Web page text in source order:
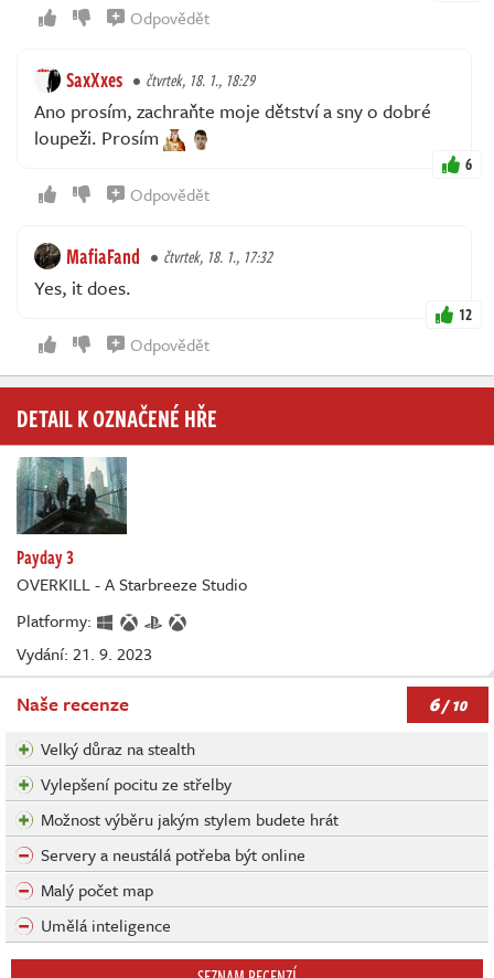
Odpovědět
SaxXxes čtvrtek, 18. 1., 18:29
Ano prosím, zachraňte moje dětství a sny o dobré
loupeži. Prosím
6
Odpovědět
MafiaFand čtvrtek, 18. 1., 17:32
Yes, it does.
12
Odpovědět
DETAIL K OZNAČENÉ HŘE
Payday 3
OVERKILL - A Starbreeze Studio
Platformy:
Vydání: 21. 9. 2023
Naše recenze 6/ 10
Velký důraz na stealth
Vylepšení pocitu ze střelby
Možnost výběru jakým stylem budete hrát
Servery a neustálá potřeba být online
Malý počet map
Umělá inteligence